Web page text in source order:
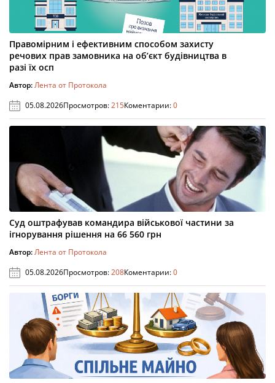
Правомірним і ефективним способом захисту
речових прав замовника на об’єкт будівництва в
разі їх осп
Автор:Лента от Протокола
05.08.2026Просмотров:215Коментарии:0
Суд оштрафував командира військової частини за
ігнорування рішення на 66 560 грн
Автор:Лента от Протокола
05.08.2026Просмотров:208Коментарии:0